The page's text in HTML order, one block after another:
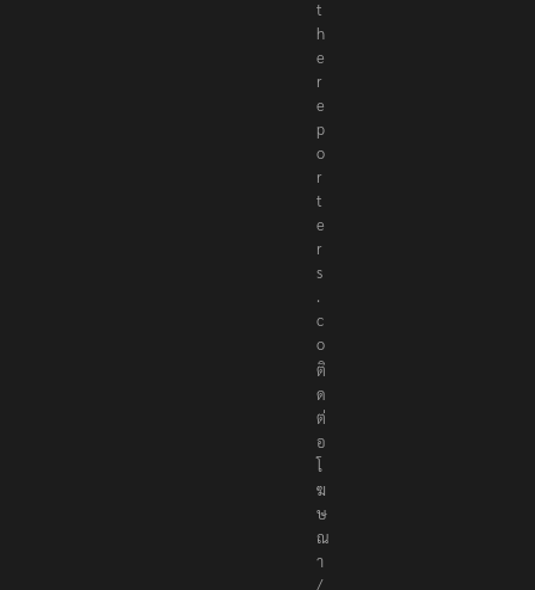
t
h
e
r
e
p
o
r
t
e
r
s
.
c
o
ติ
ด
ต่
อ
โ
ฆ
ษ
ณ
า
/